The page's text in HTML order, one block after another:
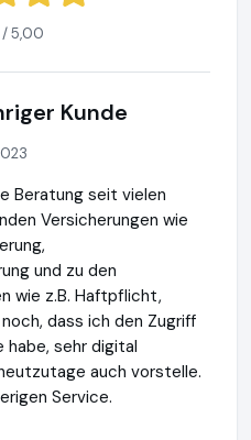
5,00
Kunde
Beratung seit vielen
Versicherungen wie
und zu den
wie z.B. Haftpflicht,
dass ich den Zugriff
habe, sehr digital
auch vorstelle.
Service.